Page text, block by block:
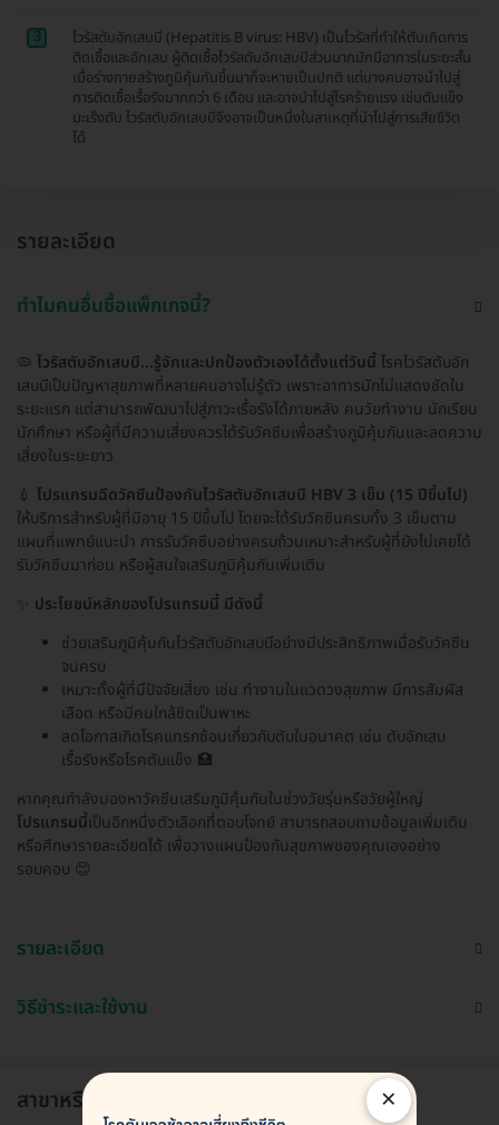
3
ไวรัสตับอักเสบบี (Hepatitis B virus: HBV) เป็นไวรัสที่ทำให้ตับเกิดการ
ติดเชื้อและอักเสบ ผู้ติดเชื้อไวรัสตับอักเสบบีส่วนมากมักมีอาการในระยะสั้น
เมื่อร่างกายสร้างภูมิคุ้มกันขึ้นมาก็จะหายเป็นปกติ แต่บางคนอาจนำไปสู่
การติดเชื้อเรื้อรังมากกว่า 6 เดือน และอาจนำไปสู่โรคร้ายแรง เช่นตับแข็ง
มะเร็งตับ ไวรัสตับอักเสบบีจึงอาจเป็นหนึ่งในสาเหตุที่นำไปสู่การเสียชีวิต
ได้
รายละเอียด
ทำไมคนอื่นซื้อแพ็กเกจนี้?
🦠 ไวรัสตับอักเสบบี...รู้จักและปกป้องตัวเองได้ตั้งแต่วันนี้ โรคไวรัสตับอัก
เสบบีเป็นปัญหาสุขภาพที่หลายคนอาจไม่รู้ตัว เพราะอาการมักไม่แสดงชัดใน
ระยะแรก แต่สามารถพัฒนาไปสู่ภาวะเรื้อรังได้ภายหลัง คนวัยทำงาน นักเรียน
นักศึกษา หรือผู้ที่มีความเสี่ยงควรได้รับวัคซีนเพื่อสร้างภูมิคุ้มกันและลดความ
เสี่ยงในระยะยาว
💉 โปรแกรมฉีดวัคซีนป้องกันไวรัสตับอักเสบบี HBV 3 เข็ม (15 ปีขึ้นไป)
ให้บริการสำหรับผู้ที่มีอายุ 15 ปีขึ้นไป โดยจะได้รับวัคซีนครบทั้ง 3 เข็มตาม
แผนที่แพทย์แนะนำ การรับวัคซีนอย่างครบถ้วนเหมาะสำหรับผู้ที่ยังไม่เคยได้
รับวัคซีนมาก่อน หรือผู้สนใจเสริมภูมิคุ้มกันเพิ่มเติม
ประโยชน์หลักของโปรแกรมนี้ มีดังนี้
ช่วยเสริมภูมิคุ้มกันไวรัสตับอักเสบบีอย่างมีประสิทธิภาพเมื่อรับวัคซีน
จนครบ
เหมาะทั้งผู้ที่มีปัจจัยเสี่ยง เช่น ทำงานในแวดวงสุขภาพ มีการสัมผัส
เลือด หรือมีคนใกล้ชิดเป็นพาหะ
ลดโอกาสเกิดโรคแทรกซ้อนเกี่ยวกับตับในอนาคต เช่น ตับอักเสบ
เรื้อรังหรือโรคตับแข็ง 🏥
หากคุณกำลังมองหาวัคซีนเสริมภูมิคุ้มกันในช่วงวัยรุ่นหรือวัยผู้ใหญ่
โปรแกรมนี้เป็นอีกหนึ่งตัวเลือกที่ตอบโจทย์ สามารถสอบถามข้อมูลเพิ่มเติม
หรือศึกษารายละเอียดได้ เพื่อวางแผนป้องกันสุขภาพของคุณเองอย่าง
รอบคอบ 😊
รายละเอียด
วิธีชำระและใช้งาน
สาขาหรือแผนกที่ให้บริการ ×